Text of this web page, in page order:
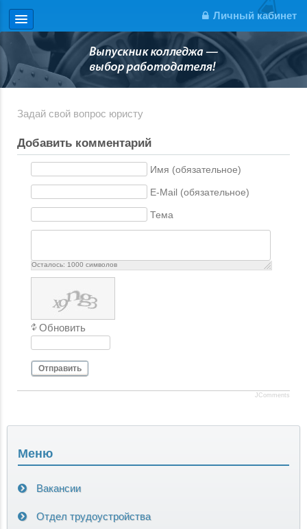
Личный кабинет
Задай свой вопрос юристу
Добавить комментарий
Имя (обязательное)
E-Mail (обязательное)
Тема
Осталось: 1000 символов
Обновить
Отправить
JComments
Меню
Вакансии
Отдел трудоустройства